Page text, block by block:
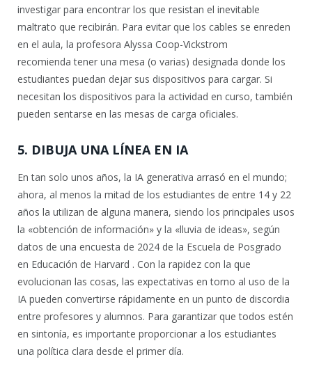
investigar para encontrar los que resistan el inevitable
maltrato que recibirán. Para evitar que los cables se enreden
en el aula, la profesora Alyssa Coop-Vickstrom
recomienda tener una mesa (o varias) designada donde los
estudiantes puedan dejar sus dispositivos para cargar. Si
necesitan los dispositivos para la actividad en curso, también
pueden sentarse en las mesas de carga oficiales.
5. DIBUJA UNA LÍNEA EN IA
En tan solo unos años, la IA generativa arrasó en el mundo;
ahora, al menos la mitad de los estudiantes de entre 14 y 22
años la utilizan de alguna manera, siendo los principales usos
la «obtención de información» y la «lluvia de ideas», según
datos de una encuesta de 2024 de la Escuela de Posgrado
en Educación de Harvard . Con la rapidez con la que
evolucionan las cosas, las expectativas en torno al uso de la
IA pueden convertirse rápidamente en un punto de discordia
entre profesores y alumnos. Para garantizar que todos estén
en sintonía, es importante proporcionar a los estudiantes
una política clara desde el primer día.